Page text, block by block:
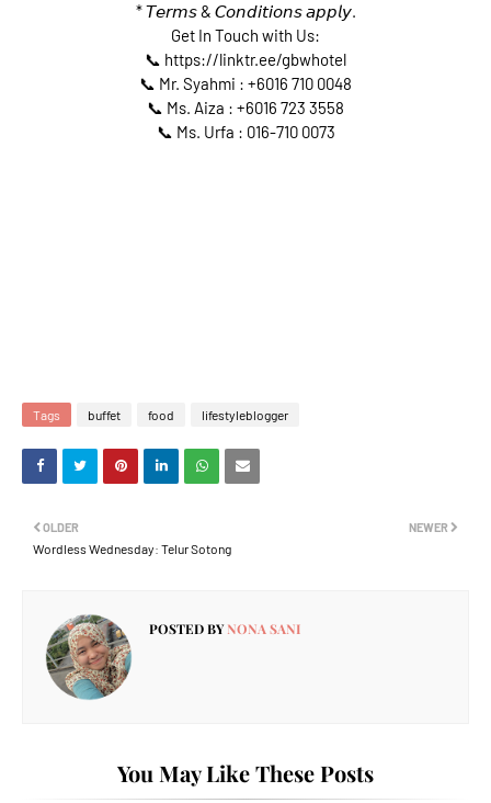
* 𝘛𝘦𝘳𝘮𝘴 & 𝘊𝘰𝘯𝘥𝘪𝘵𝘪𝘰𝘯𝘴 𝘢𝘱𝘱𝘭𝘺.
Get In Touch with Us:
📞 https://linktr.ee/gbwhotel
📞 Mr. Syahmi : +6016 710 0048
📞 Ms. Aiza : +6016 723 3558
📞 Ms. Urfa : 016-710 0073
Tags buffet food lifestyleblogger
NEWER
OLDER
Wordless Wednesday: Telur Sotong
POSTED BYNONA SANI
You May Like These Posts